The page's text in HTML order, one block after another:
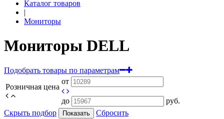
Каталог товаров
|
Мониторы
Мониторы DELL
Подобрать товары по параметрам
Розничная цена
от
до
руб.
Скрыть подбор
Показать
Сбросить